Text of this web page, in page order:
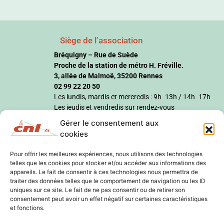
Gérer le consentement aux
cookies
Pour offrir les meilleures expériences, nous utilisons des technologies
telles que les cookies pour stocker et/ou accéder aux informations des
appareils. Le fait de consentir à ces technologies nous permettra de
traiter des données telles que le comportement de navigation ou les ID
uniques sur ce site. Le fait de ne pas consentir ou de retirer son
consentement peut avoir un effet négatif sur certaines caractéristiques
et fonctions.
Siège de l’association
Bréquigny – Rue de Suède
Proche de la station de métro H. Fréville.
3, allée de Malmoë, 35200 Rennes
02 99 22 20 50
Les lundis, mardis et mercredis : 9h -13h / 14h -17h
Les jeudis et vendredis sur rendez-vous